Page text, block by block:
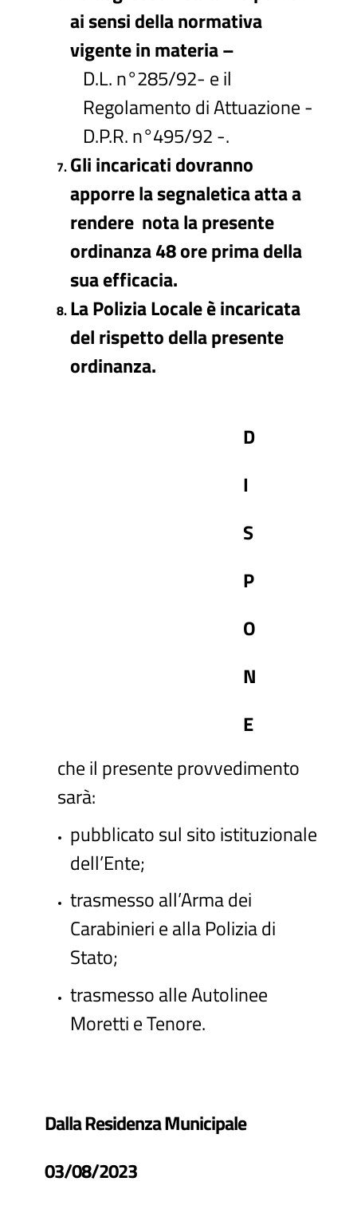
ai sensi della normativa
vigente in materia –
D.L. n°285/92- e il
Regolamento di Attuazione -
D.P.R. n°495/92 -.
Gli incaricati dovranno
apporre la segnaletica atta a
rendere nota la presente
ordinanza 48 ore prima della
sua efficacia.
La Polizia Locale è incaricata
del rispetto della presente
ordinanza.
D
I
S
P
O
N
E
che il presente provvedimento
sarà:
pubblicato sul sito istituzionale
dell’Ente;
trasmesso all’Arma dei
Carabinieri e alla Polizia di
Stato;
trasmesso alle Autolinee
Moretti e Tenore.
Dalla Residenza Municipale
03/08/2023